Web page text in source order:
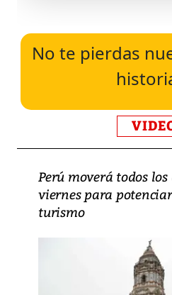
No te pierdas
Perú moverá todos
viernes para
turismo